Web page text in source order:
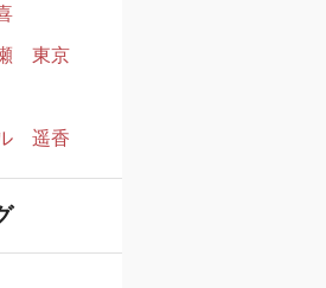
東京
遥香